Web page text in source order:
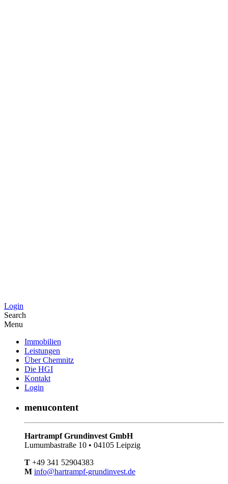
Login
Search
Menu
Immobilien
Leistungen
Über Chemnitz
Die HGI
Kontakt
Login
menucontent
Hartrampf Grundinvest GmbH
Lumumbastraße 10 • 04105 Leipzig
T +49 341 52904383
M info@hartrampf-grundinvest.de